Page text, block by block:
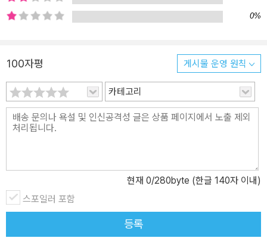
0%
100자평 게시물 운영 원칙
카테고리
현재 0/280byte (한글 140자 이내)
스포일러 포함
등록